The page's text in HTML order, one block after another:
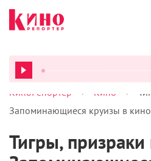
ВСЕ ПОДКАСТЫ
КиноРепортер
Тигры,
14 апреля 2026 / Константин